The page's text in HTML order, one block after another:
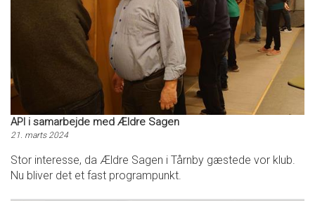
API i samarbejde med Ældre Sagen
21. marts 2024
Stor interesse, da Ældre Sagen i Tårnby gæstede vor klub.
Nu bliver det et fast programpunkt.